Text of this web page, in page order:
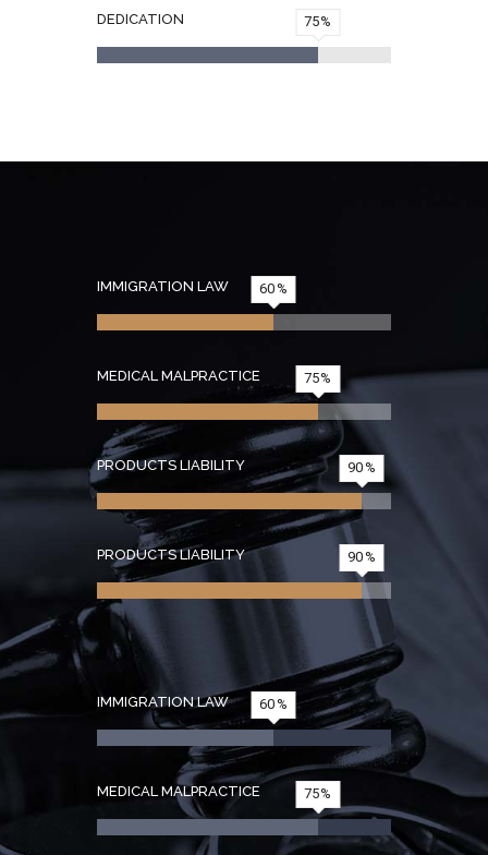
DEDICATION 75
IMMIGRATION LAW 60
MEDICAL MALPRACTICE 75
PRODUCTS LIABILITY 90
PRODUCTS LIABILITY 90
IMMIGRATION LAW 60
MEDICAL MALPRACTICE 75